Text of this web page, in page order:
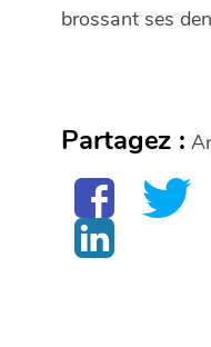
brossant ses
Partagez :